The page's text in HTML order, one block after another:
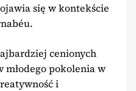
się w kontekście
cenionych
pokolenia w
i